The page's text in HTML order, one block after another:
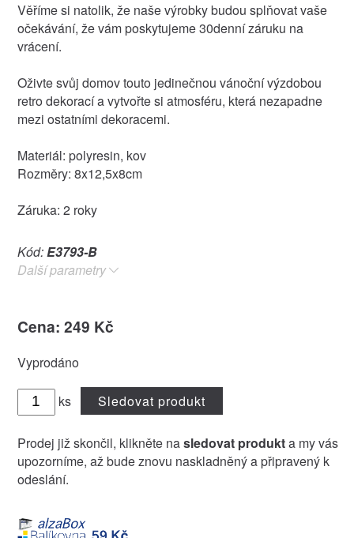
Věříme si natolik, že naše výrobky budou splňovat vaše
očekávání, že vám poskytujeme 30denní záruku na
vrácení.
Oživte svůj domov touto jedinečnou vánoční výzdobou
retro dekorací a vytvořte si atmosféru, která nezapadne
mezi ostatními dekoracemi.
Materiál: polyresin, kov
Rozměry: 8x12,5x8cm
Záruka: 2 roky
Kód:E3793-B
Další parametry
Cena: 249 Kč
Vyprodáno
ks Sledovat produkt
Prodej již skončil, klikněte nasledovat produkta my vás
upozorníme, až bude znovu naskladněný a připravený k
odeslání.